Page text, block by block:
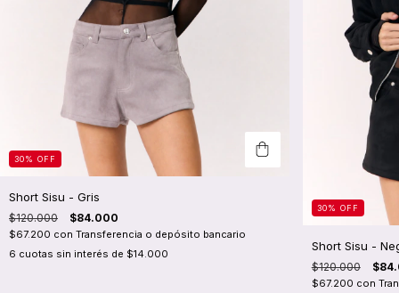
30% OFF
Short Sisu - Gris
$120.000 $84.000
$67.200 con Transferencia o depósito bancario
6 cuotas sin interés de $14.000
30% OFF
Short Sisu -
$120.000
$67.200 con